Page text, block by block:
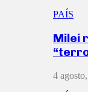
PAÍS
Milei
4